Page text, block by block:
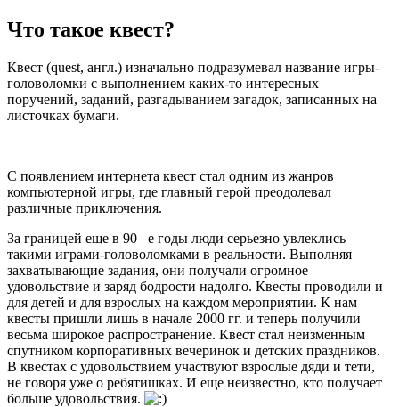
Что такое квест?
Квест (quest, англ.) изначально подразумевал название игры-
головоломки с выполнением каких-то интересных
поручений, заданий, разгадыванием загадок, записанных на
листочках бумаги.
С появлением интернета квест стал одним из жанров
компьютерной игры, где главный герой преодолевал
различные приключения.
За границей еще в 90 –е годы люди серьезно увлеклись
такими играми-головоломками в реальности. Выполняя
захватывающие задания, они получали огромное
удовольствие и заряд бодрости надолго. Квесты проводили и
для детей и для взрослых на каждом мероприятии. К нам
квесты пришли лишь в начале 2000 гг. и теперь получили
весьма широкое распространение. Квест стал неизменным
спутником корпоративных вечеринок и детских праздников.
В квестах с удовольствием участвуют взрослые дяди и тети,
не говоря уже о ребятишках. И еще неизвестно, кто получает
больше удовольствия.